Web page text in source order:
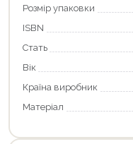
Розмір упаковки
ISBN
Стать
Вік
Країна виробник
Матеріал